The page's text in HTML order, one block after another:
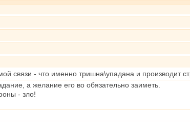
связи - что именно тришна\упадана и производит
а желание его во обязательно заиметь.
- зло!